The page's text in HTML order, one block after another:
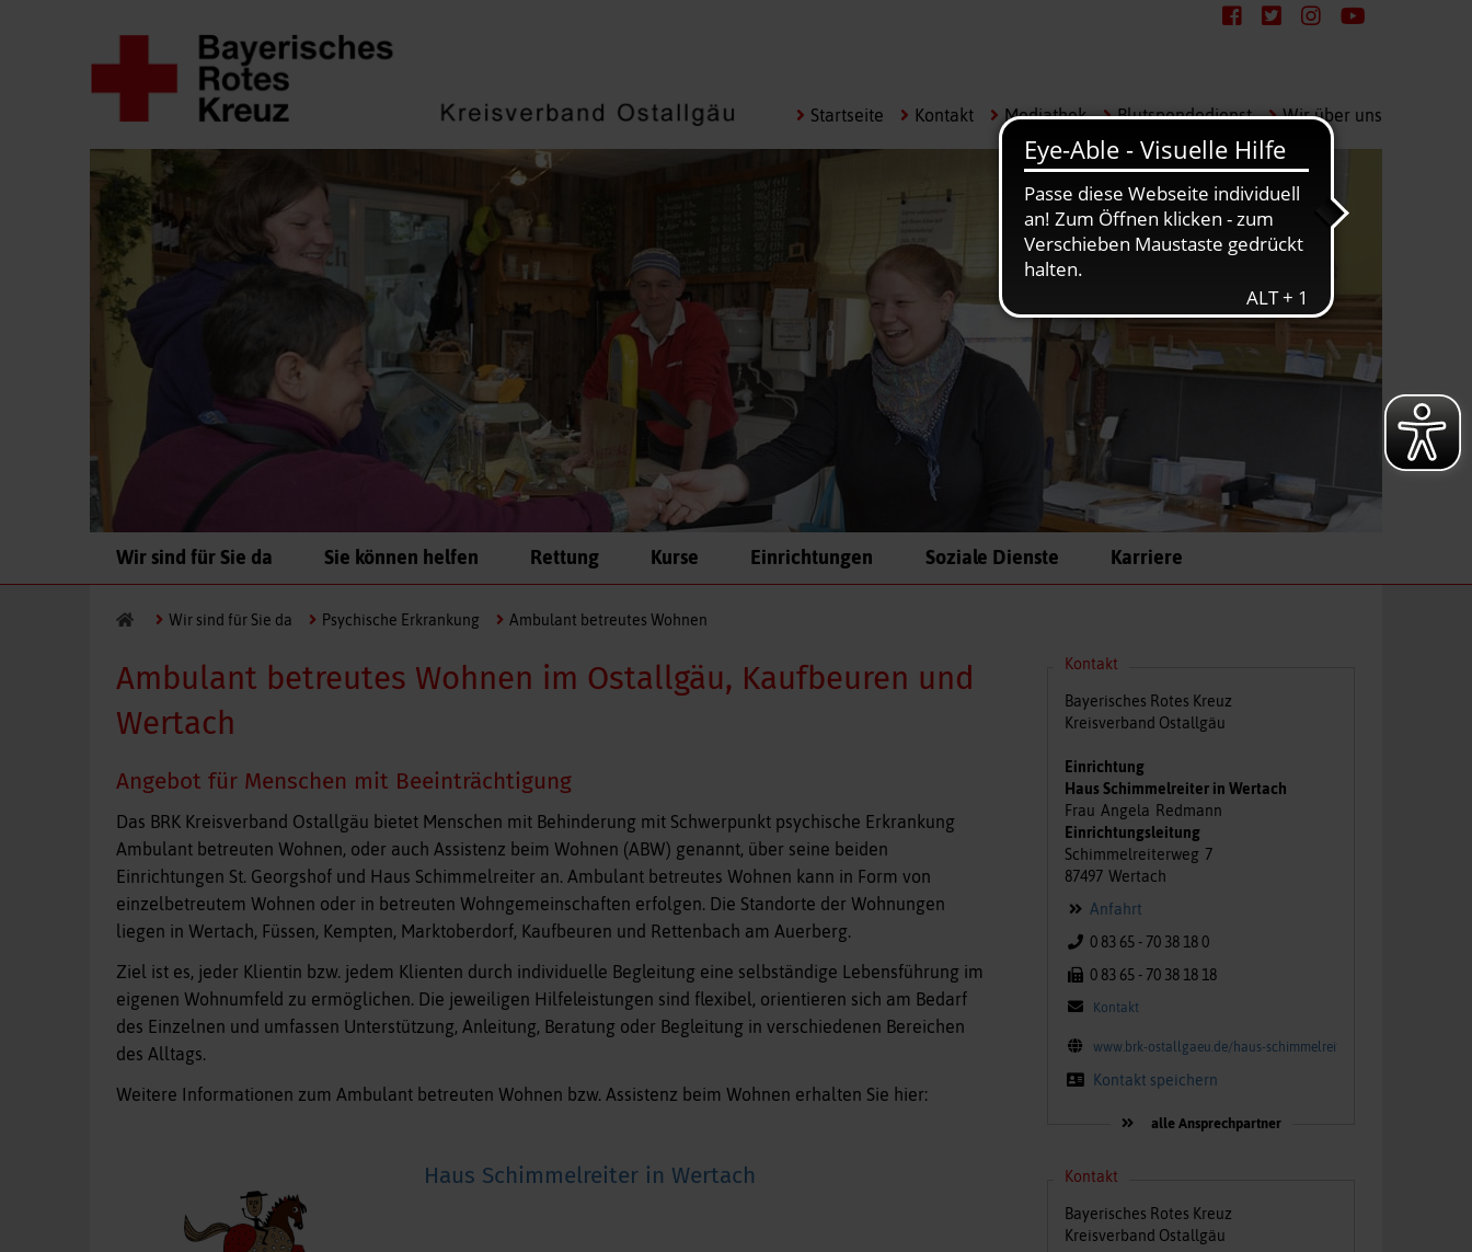
NavigationStartseite Kontakt Mediathek Blutspendedienst Wir über uns
Wir sind für Sie da Sie können helfen Rettung Kurse Einrichtungen Soziale Dienste Karriere
Wir sind für Sie da Psychische Erkrankung Ambulant betreutes Wohnen
Ambulant betreutes Wohnen im Ostallgäu, Kaufbeuren und
Wertach
Angebot für Menschen mit Beeinträchtigung
Das BRK Kreisverband Ostallgäu bietet Menschen mit Behinderung mit Schwerpunkt psychische Erkrankung
Ambulant betreuten Wohnen, oder auch Assistenz beim Wohnen (ABW) genannt, über seine beiden
Einrichtungen St. Georgshof und Haus Schimmelreiter an. Ambulant betreutes Wohnen kann in Form von
einzelbetreutem Wohnen oder in betreuten Wohngemeinschaften erfolgen. Die Standorte der Wohnungen
liegen in Wertach, Füssen, Kempten, Marktoberdorf, Kaufbeuren und Rettenbach am Auerberg.
Ziel ist es, jeder Klientin bzw. jedem Klienten durch individuelle Begleitung eine selbständige Lebensführung im
eigenen Wohnumfeld zu ermöglichen. Die jeweiligen Hilfeleistungen sind flexibel, orientieren sich am Bedarf
des Einzelnen und umfassen Unterstützung, Anleitung, Beratung oder Begleitung in verschiedenen Bereichen
des Alltags.
Weitere Informationen zum Ambulant betreuten Wohnen bzw. Assistenz beim Wohnen erhalten Sie hier:
Haus Schimmelreiter in Wertach
Kontakt
Bayerisches Rotes Kreuz
Kreisverband Ostallgäu
Einrichtung
Haus Schimmelreiter in Wertach
Frau Angela Redmann
Einrichtungsleitung
Schimmelreiterweg 7
87497 Wertach
Anfahrt
0 83 65 - 70 38 18 0
0 83 65 - 70 38 18 18
Kontakt
www.brk-ostallgaeu.de/haus-schimmelreiter
Kontakt speichern
alle Ansprechpartner
Kontakt
Bayerisches Rotes Kreuz
Kreisverband Ostallgäu